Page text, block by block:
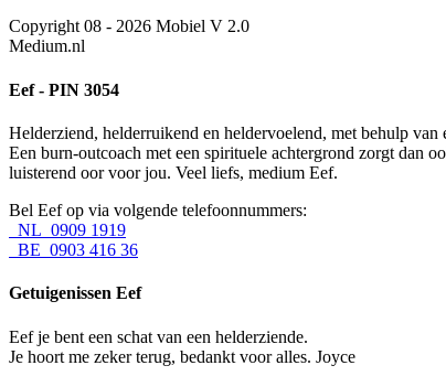
Copyright 08 - 2026 Mobiel V 2.0
Medium.nl
Eef - PIN 3054
Helderziend, helderruikend en heldervoelend, met behulp
Een burn-outcoach met een spirituele achtergrond zorgt dan
luisterend oor voor jou. Veel liefs, medium Eef.
Bel Eef op via volgende telefoonnummers:
NL 0909 1919
BE 0903 416 36
Getuigenissen Eef
Eef je bent een schat van een helderziende.
Je hoort me zeker terug, bedankt voor alles. Joyce